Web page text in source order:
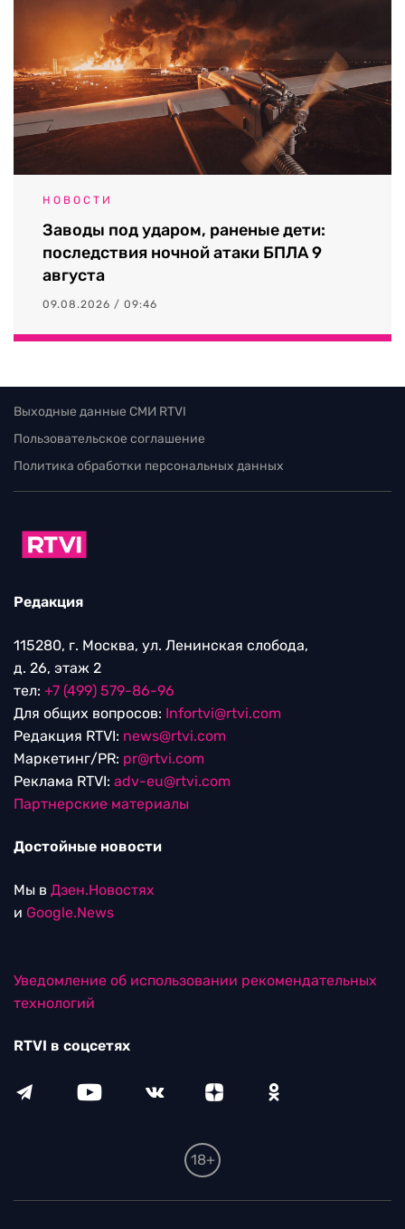
НОВОСТИ
Заводы под ударом, раненые дети:
последствия ночной атаки БПЛА 9
августа
09.08.2026 / 09:46
Выходные данные СМИ RTVI
Пользовательское соглашение
Политика обработки персональных данных
Редакция
115280, г. Москва, ул. Ленинская слобода,
д. 26, этаж 2
тел: +7 (499) 579-86-96
Для общих вопросов: Infortvi@rtvi.com
Редакция RTVI: news@rtvi.com
Маркетинг/PR: pr@rtvi.com
Реклама RTVI: adv-eu@rtvi.com
Партнерские материалы
Достойные новости
Мы в Дзен.Новостях
и Google.News
Уведомление об использовании рекомендательных
технологий
RTVI в соцсетях
18+